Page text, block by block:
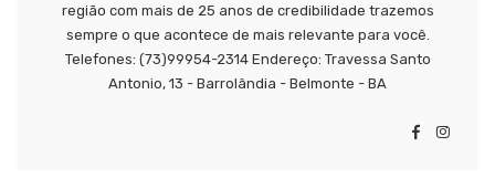
região com mais de 25 anos de credibilidade trazemos
sempre o que acontece de mais relevante para você.
Telefones: (73)99954-2314 Endereço: Travessa Santo
Antonio, 13 - Barrolândia - Belmonte - BA